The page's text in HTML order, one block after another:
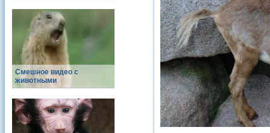
Смешное видео с
животными